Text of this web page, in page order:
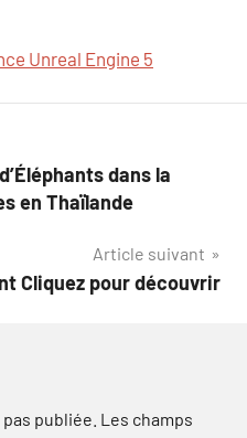
Unreal Engine 5
dans la
en Thaïlande
Article suivant
Cliquez pour découvrir
publiée. Les champs